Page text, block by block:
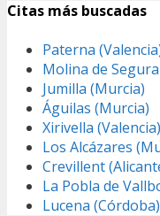
Citas más buscadas
Paterna
Molina de
Jumilla (Murcia)
Águilas (Murcia)
Xirivella (Valencia)
Los Alcázares
Crevillent
La Pobla de
Lucena (Córdoba)